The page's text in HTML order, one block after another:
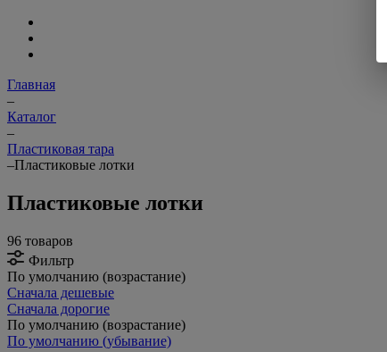
Главная
–
Каталог
–
Пластиковая тара
–Пластиковые лотки
Пластиковые лотки
96 товаров
Фильтр
По умолчанию (возрастание)
Сначала дешевые
Сначала дорогие
По умолчанию (возрастание)
По умолчанию (убывание)